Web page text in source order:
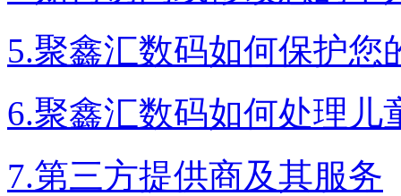
5.聚鑫汇数码如何保护您
6.聚鑫汇数码如何处理儿
7.第三方提供商及其服务